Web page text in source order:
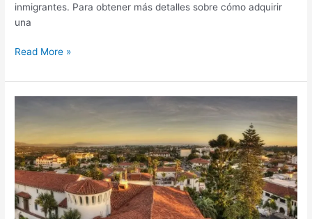
inmigrantes. Para obtener más detalles sobre cómo adquirir
una
Read More »
para
Buscar
Empleo
en
Estados